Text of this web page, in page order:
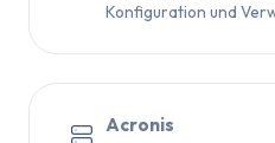
Konfiguration und
Acronis